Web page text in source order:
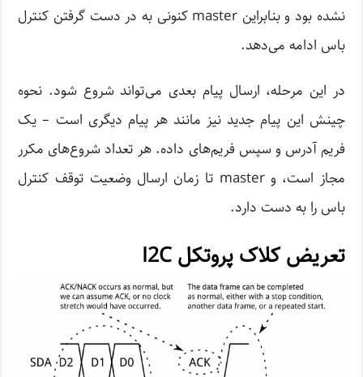
نشده بود و بنابراین master کنونی به در دست گرفتن کنترل
باس ادامه می‌دهد.
در این مرحله، ارسال پیام بعدی می‌تواند شروع شود. نحوه
چینش این پیام جدید نیز مانند هر پیام دیگری است – یک
فریم آدرس و سپس فریم‌های داده. هر تعداد شروع‌های مکرر
مجاز است، و master تا زمان ارسال وضعیت توقف کنترل
باس را به دست دارد.
تعریض کلاک پروتکل I2C